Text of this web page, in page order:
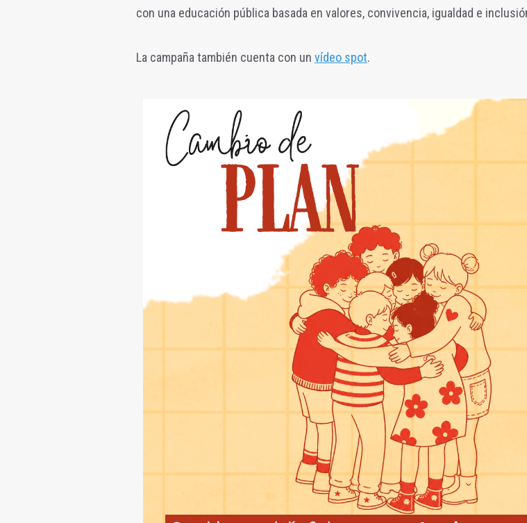
con una educación pública basada en valores, convivencia, igualdad e
La campaña también cuenta con un vídeo spot.